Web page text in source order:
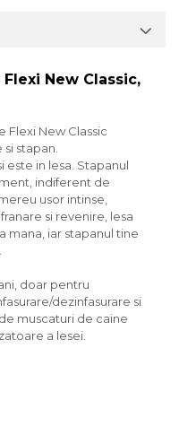
New Classic,
Flexi New Classic
stapan.
este in lesa. Stapanul
indiferent de
usor intinse,
si revenire, lesa
mana, iar stapanul tine
doar pentru
dezinfasurare si
muscaturi de caine
a lesei.